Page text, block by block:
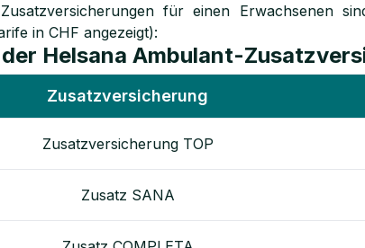
für einen Erwachsenen
in CHF angezeigt):
Helsana Ambulant-
Zusatzversicherung
Zusatzversicherung TOP
Zusatz SANA